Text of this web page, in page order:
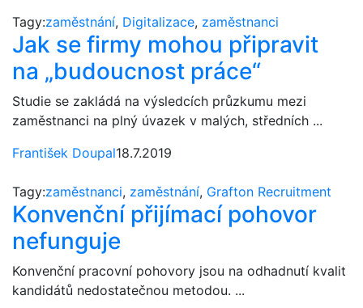
Tagy:zaměstnání, Digitalizace, zaměstnanci
Jak se firmy mohou připravit
na „budoucnost práce“
Studie se zakládá na výsledcích průzkumu mezi
zaměstnanci na plný úvazek v malých, středních ...
František Doupal18.7.2019
Tagy:zaměstnanci, zaměstnání, Grafton Recruitment
Konvenční přijímací pohovor
nefunguje
Konvenční pracovní pohovory jsou na odhadnutí kvalit
kandidátů nedostatečnou metodou. ...